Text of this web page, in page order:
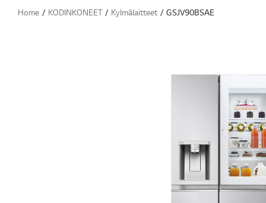
Home KODINKONEET Kylmälaitteet GSJV90BSAE